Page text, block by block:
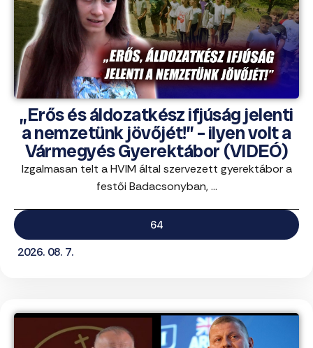
„Erős és áldozatkész ifjúság jelenti
a nemzetünk jövőjét!” – ilyen volt a
Vármegyés Gyerektábor (VIDEÓ)
Izgalmasan telt a HVIM által szervezett gyerektábor a
festői Badacsonyban, ...
64
2026. 08. 7.